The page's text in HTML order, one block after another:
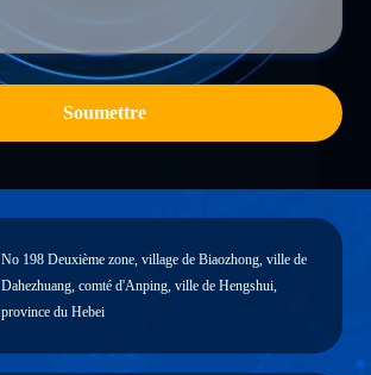
Soumettre
No 198 Deuxième zone, village de Biaozhong, ville de
Dahezhuang, comté d'Anping, ville de Hengshui,
province du Hebei